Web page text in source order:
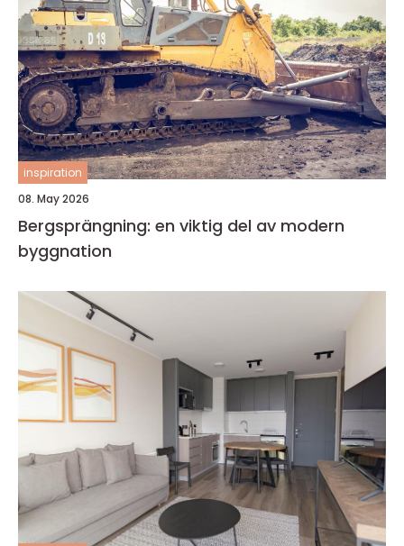
inspiration
08. May 2026
Bergsprängning: en viktig del av modern
byggnation